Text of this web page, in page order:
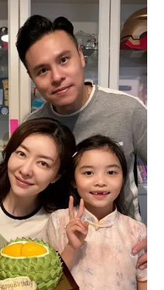
夏日经济乘“热”而上 消费市场向“新”而行
全民健身 共筑健康中国